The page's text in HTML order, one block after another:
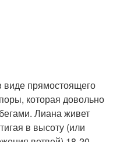
прямостоящего
которая довольно
Лиана живет
в высоту (или